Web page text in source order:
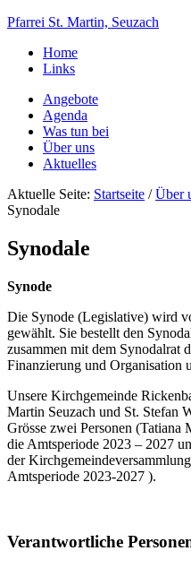
Pfarrei St. Martin, Seuzach
Home
Links
Angebote
Agenda
Was tun bei
Über uns
Aktuelles
Aktuelle Seite: Startseite / Über
Synodale
Synodale
Synode
Die Synode (Legislative) wird
gewählt. Sie bestellt den
zusammen mit dem Synodalrat
Finanzierung und Organisation
Unsere Kirchgemeinde
Martin Seuzach und St. Stefan
Grösse zwei Personen
die Amtsperiode 2023 – 2027
der
Amtsperiode 2023-2027 ).
Haupt-
Verantwortliche